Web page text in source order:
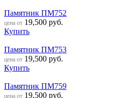
Памятник ПМ752
цена от 19,500 руб.
Купить
Памятник ПМ753
цена от 19,500 руб.
Купить
Памятник ПМ759
цена от 19,500 руб.